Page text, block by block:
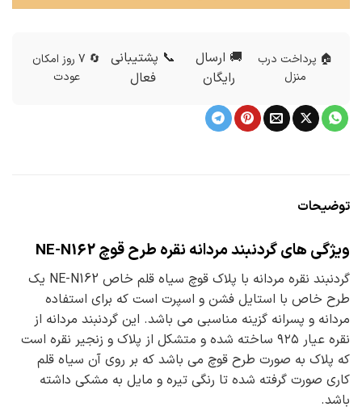
🏠 پرداخت درب
منزل
🚚 ارسال
رایگان
📞 پشتیبانی
فعال
🔄 7 روز امکان
عودت
توضیحات
ویژگی های گردنبند مردانه نقره طرح قوچ NE-N162
گردنبند نقره مردانه با پلاک قوچ سیاه قلم خاص NE-N162 یک
طرح خاص با استایل فشن و اسپرت است که برای استفاده
مردانه و پسرانه گزینه مناسبی می باشد. این گردنبند مردانه از
نقره عیار ۹۲۵ ساخته شده و متشکل از پلاک و زنجیر نقره است
که پلاک به صورت طرح قوچ می باشد که بر روی آن سیاه قلم
کاری صورت گرفته شده تا رنگی تیره و مایل به مشکی داشته
باشد.